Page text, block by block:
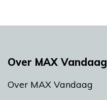
Over MAX Vandaag
Over MAX Vandaag